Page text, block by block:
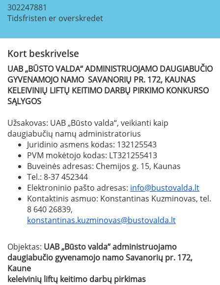
302247881
Tidsfristen er overskredet
Kort beskrivelse
UAB „BŪSTO VALDA“ ADMINISTRUOJAMO DAUGIABUČIO
GYVENAMOJO NAMO SAVANORIŲ PR. 172, KAUNAS
KELEIVINIŲ LIFTŲ KEITIMO DARBŲ PIRKIMO KONKURSO
SĄLYGOS
Užsakovas: UAB „Būsto valda“, veikianti kaip
daugiabučių namų administratorius
Juridinio asmens kodas: 132125543
PVM mokėtojo kodas: LT321255413
Buveinės adresas: Chemijos g. 15, Kaunas
Tel.: 8-37 452344
Elektroninio pašto adresas: info@bustovalda.lt
Kontaktinis asmuo: Konstantinas Kuzminovas, tel.
8 640 26839,
konstantinas.kuzminovas@bustovalda.lt
Objektas: UAB „Būsto valda“ administruojamo
daugiabučio gyvenamojo namo Savanorių pr. 172,
Kaune
keleivinių liftų keitimo darbų pirkimas